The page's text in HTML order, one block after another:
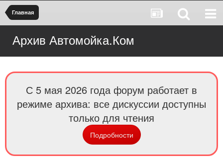
Главная
Архив Автомойка.Ком
С 5 мая 2026 года форум работает в
режиме архива: все дискуссии доступны
только для чтения
Подробности